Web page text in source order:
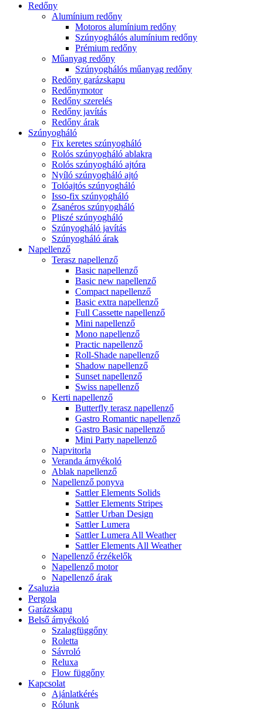
Redőny
Alumínium redőny
Motoros alumínium redőny
Szúnyoghálós alumínium redőny
Prémium redőny
Műanyag redőny
Szúnyoghálós műanyag redőny
Redőny garázskapu
Redőnymotor
Redőny szerelés
Redőny javítás
Redőny árak
Szúnyogháló
Fix keretes szúnyogháló
Rolós szúnyogháló ablakra
Rolós szúnyogháló ajtóra
Nyíló szúnyogháló ajtó
Tolóajtós szúnyogháló
Isso-fix szúnyogháló
Zsanéros szúnyogháló
Pliszé szúnyogháló
Szúnyogháló javítás
Szúnyogháló árak
Napellenző
Terasz napellenző
Basic napellenző
Basic new napellenző
Compact napellenző
Basic extra napellenző
Full Cassette napellenző
Mini napellenző
Mono napellenző
Practic napellenző
Roll-Shade napellenző
Shadow napellenző
Sunset napellenző
Swiss napellenző
Kerti napellenző
Butterfly terasz napellenző
Gastro Romantic napellenző
Gastro Basic napellenző
Mini Party napellenző
Napvitorla
Veranda árnyékoló
Ablak napellenző
Napellenző ponyva
Sattler Elements Solids
Sattler Elements Stripes
Sattler Urban Design
Sattler Lumera
Sattler Lumera All Weather
Sattler Elements All Weather
Napellenző érzékelők
Napellenző motor
Napellenző árak
Zsaluzia
Pergola
Garázskapu
Belső árnyékoló
Szalagfüggőny
Roletta
Sávroló
Reluxa
Flow függőny
Kapcsolat
Ajánlatkérés
Rólunk